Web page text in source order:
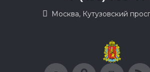
Москва, Кутузовский